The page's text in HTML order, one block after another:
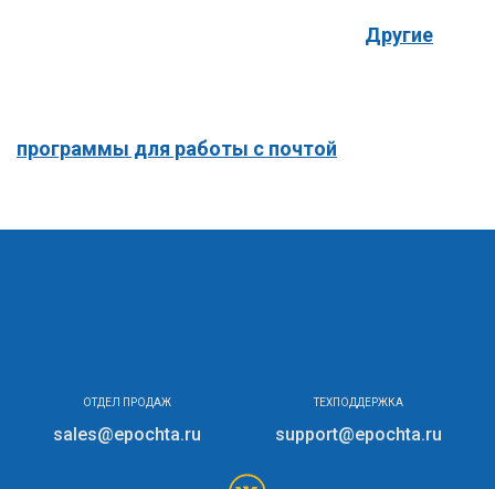
Другие
программы для работы с почтой
ОТДЕЛ ПРОДАЖ
sales@epochta.ru
ТЕХПОДДЕРЖКА
support@epochta.ru